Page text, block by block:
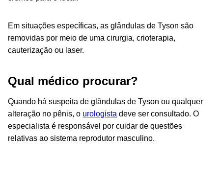
Em situações específicas, as glândulas de Tyson são
removidas por meio de uma cirurgia, crioterapia,
cauterização ou laser.
Qual médico procurar?
Quando há suspeita de glândulas de Tyson ou qualquer
alteração no pênis, o urologista deve ser consultado. O
especialista é responsável por cuidar de questões
relativas ao sistema reprodutor masculino.